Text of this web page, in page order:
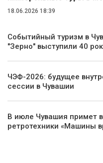
18.06.2026 18:39
Событийный туризм в
"Зерно" выступили 40
ЧЭФ-2026: будущее
сессии в Чувашии
В июле Чувашия примет
ретротехники «Машины